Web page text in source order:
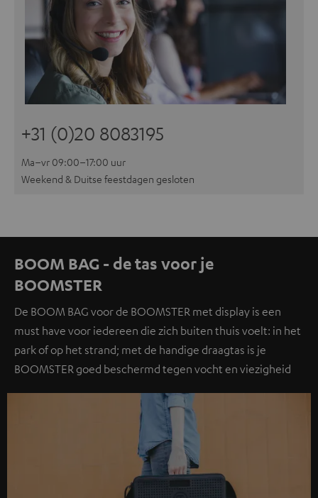
+31 (0)20 8083195
Ma–vr 09:00–17:00 uur
Weekend & Duitse feestdagen gesloten
BOOM BAG - de tas voor je
BOOMSTER
De BOOM BAG voor de BOOMSTER met display is een
must have voor iedereen die zich buiten thuis voelt: in het
park of op het strand; met de handige draagtas is je
BOOMSTER goed beschermd tegen vocht en viezigheid